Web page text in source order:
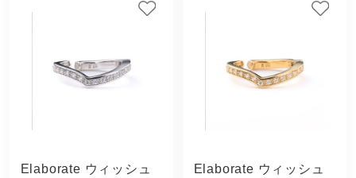
Elaborate ウィッシュ
Elaborate ウィッシュ